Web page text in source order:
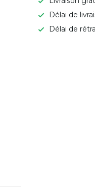
Délai de
Délai de